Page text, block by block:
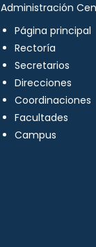
Administración
Página principal
Rectoría
Secretarios
Direcciones
Coordinaciones
Facultades
Campus